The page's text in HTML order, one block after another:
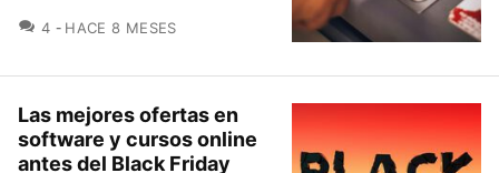
4 COMENTARIOS
HACE 8 MESES
Las mejores ofertas en
software y cursos online
antes del Black Friday